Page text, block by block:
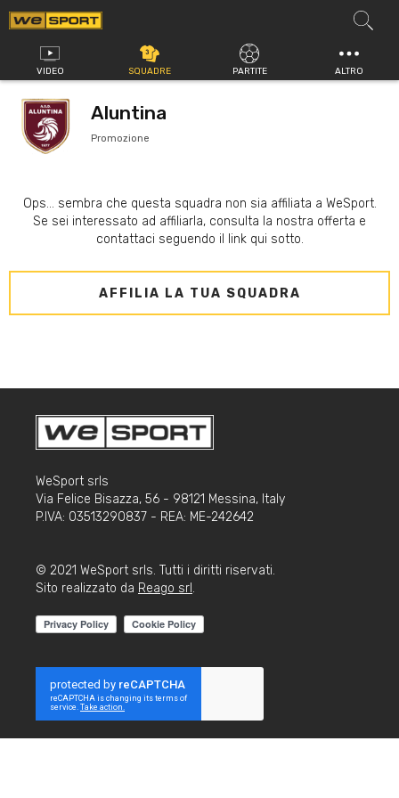
Vai
al
contenuto
VIDEO SQUADRE PARTITE ALTRO
Aluntina
Promozione
Ops... sembra che questa squadra non sia affiliata a WeSport.
Se sei interessato ad affiliarla, consulta la nostra offerta e
contattaci seguendo il link qui sotto.
AFFILIA LA TUA SQUADRA
WeSport srls
Via Felice Bisazza, 56 - 98121 Messina, Italy
P.IVA: 03513290837 - REA: ME-242642
© 2021 WeSport srls. Tutti i diritti riservati.
Sito realizzato da Reago srl .